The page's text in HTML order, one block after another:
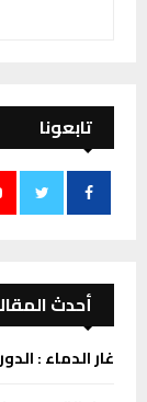
تابعونا
أحدث
غار الدماء :